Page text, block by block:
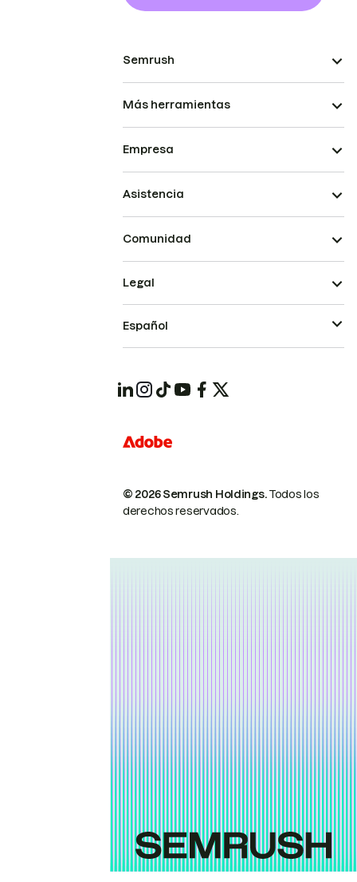
Semrush
Más herramientas
Empresa
Asistencia
Comunidad
© 2026 Semrush Holdings.Todos los
derechos reservados.
Legal
Español